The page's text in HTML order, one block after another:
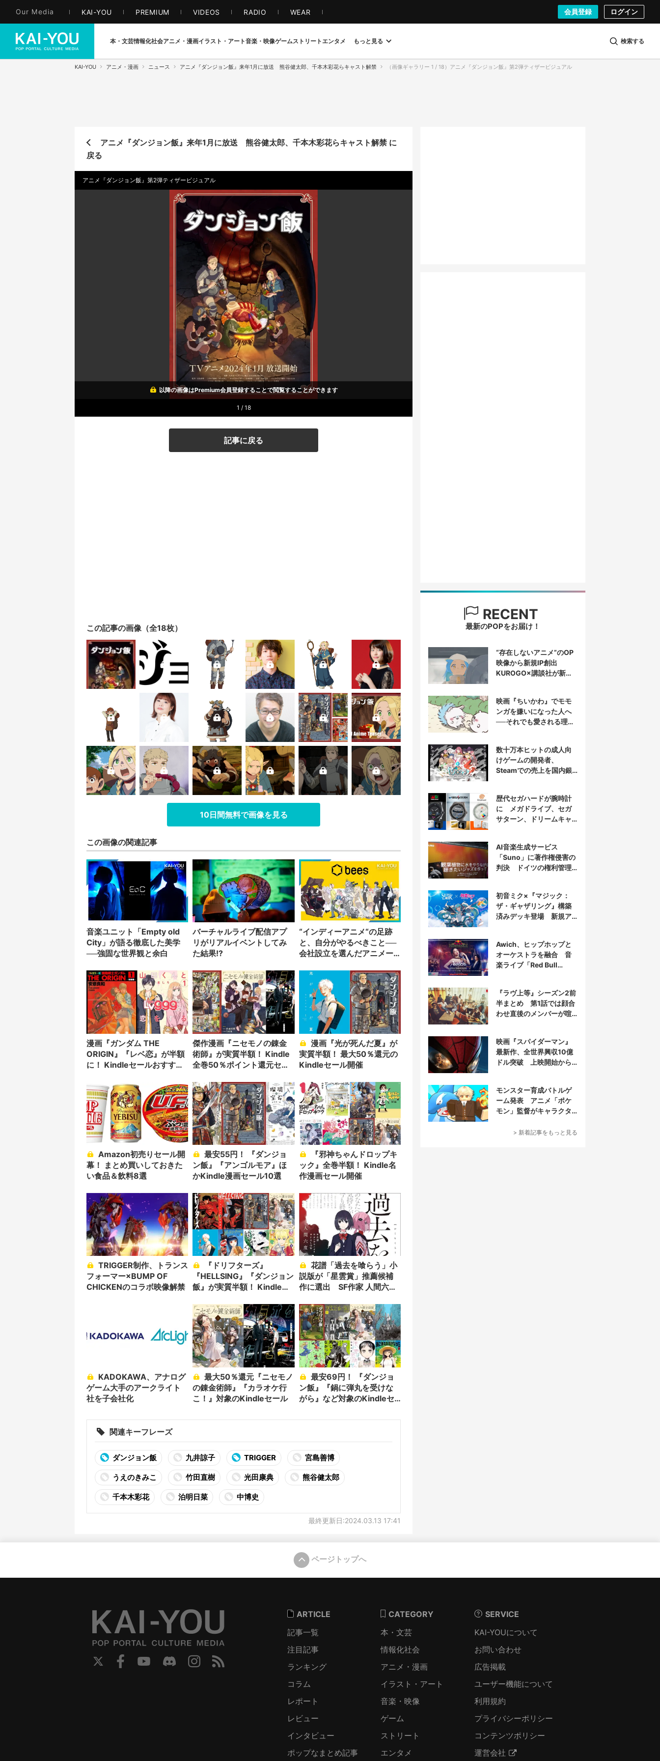
Our Media KAI-YOU PREMIUM VIDEOS RADIO WEAR 会員登録 ログイン
本・文芸情報化社会アニメ・漫画イラスト・アート音楽・映像ゲームストリート エンタメ もっと見る 検索する
KAI-YOU アニメ・漫画 ニュース アニメ『ダンジョン飯』来年1月に放送 熊谷健太郎、千本木彩花らキャスト解禁 （画像ギャラリー 1 / 18）アニメ『ダンジョン飯』第2弾ティザービジュアル
アニメ『ダンジョン飯』来年1月に放送 熊谷健太郎、千本木彩花らキャスト解禁 に
戻る
アニメ『ダンジョン飯』第2弾ティザービジュアル
以降の画像はPremium会員登録することで閲覧することができます
1 / 18
記事に戻る
この記事の画像（全18枚）
10日間無料で画像を見る
この画像の関連記事
音楽ユニット「Empty old
City」が語る徹底した美学
──強固な世界観と余白
バーチャルライブ配信アプ
リがリアルイベントしてみ
た結果!?
“インディーアニメ“の足跡
と、自分がやるべきこと──
会社設立を選んだアニメー
漫画『ガンダム THE
ORIGIN』『レベ恋』が半額
に！ Kindleセールおすすめ
傑作漫画『ニセモノの錬金
術師』が実質半額！ Kindle
全巻50％ポイント還元セー
実質半額！ 最大50％還元の
Kindleセール開催
幕！ まとめ買いしておきた
い食品＆飲料8選
最安55円！ 『ダンジョ
ン飯』『アンゴルモア』ほ
かKindle漫画セール10選
ック』全巻半額！ Kindle名
作漫画セール開催
フォーマー×BUMP OF
CHICKENのコラボ映像解禁
『HELLSING』『ダンジョン
飯』が実質半額！ Kindle漫
説版が「星雲賞」推薦候補
作に選出 SF作家 人間六度
ゲーム大手のアークライト
社を子会社化
最大50％還元『ニセモノ
の錬金術師』『カラオケ行
こ！』対象のKindleセール
ン飯』『鍋に弾丸を受けな
がら』など対象のKindleセ
関連キーフレーズ
ダンジョン飯 九井諒子 TRIGGER 宮島善博
うえのきみこ 竹田直樹 光田康典 熊谷健太郎
千本木彩花 泊明日菜 中博史
最終更新日:2024.03.13 17:41
RECENT
最新のPOPをお届け！
“存在しないアニメ”のOP
映像から新規IP創出
KUROGO×講談社が新プ
映画『ちいかわ』でモモ
ンガを嫌いになった人へ
──それでも愛される理由
数十万本ヒットの成人向
けゲームの開発者、
Steamでの売上を国内銀
歴代セガハードが腕時計
に メガドライブ、セガ
サターン、ドリームキャ
AI音楽生成サービス
「Suno」に著作権侵害の
判決 ドイツの権利管理
初音ミク×『マジック：
ザ・ギャザリング』構築
済みデッキ登場 新規ア
Awich、ヒップホップと
オーケストラを融合 音
楽ライブ「Red Bull
『ラヴ上等』シーズン2前
半まとめ 第1話では顔合
わせ直後のメンバーが喧
映画『スパイダーマン』
最新作、全世界興収10億
ドル突破 上映開始から
モンスター育成バトルゲ
ーム発表 アニメ「ポケ
モン」監督がキャラクタ
> 新着記事をもっと見る
ページトップへ
ARTICLE
記事一覧
注目記事
ランキング
コラム
レポート
レビュー
インタビュー
ポップなまとめ記事
CATEGORY
本・文芸
情報化社会
アニメ・漫画
イラスト・アート
音楽・映像
ゲーム
ストリート
エンタメ
SERVICE
KAI-YOUについて
お問い合わせ
広告掲載
ユーザー機能について
利用規約
プライバシーポリシー
コンテンツポリシー
運営会社